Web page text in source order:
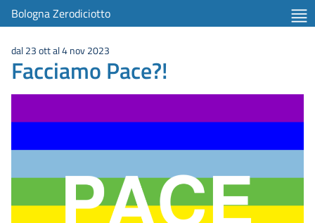
Bologna Zerodiciotto
dal 23 ott al 4 nov 2023
Facciamo Pace?!